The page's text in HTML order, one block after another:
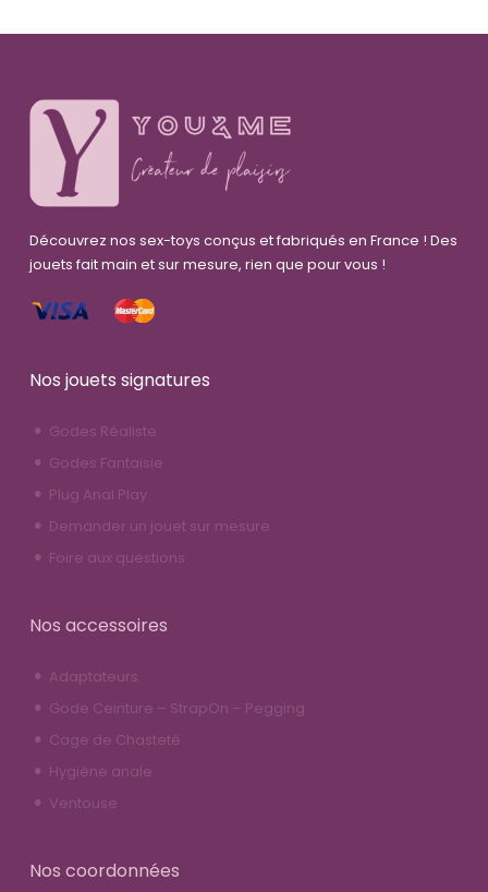
Découvrez nos sex-toys conçus et fabriqués en France ! Des
jouets fait main et sur mesure, rien que pour vous !
Nos jouets signatures
Godes Réaliste
Godes Fantaisie
Plug Anal Play
Demander un jouet sur mesure
Foire aux questions
Nos accessoires
Adaptateurs
Gode Ceinture – StrapOn – Pegging
Cage de Chasteté
Hygiène anale
Ventouse
Nos coordonnées